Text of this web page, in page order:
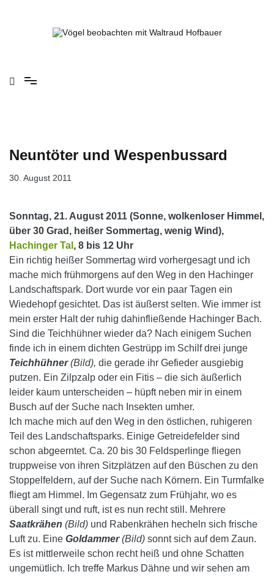
Neuntöter und Wespenbussard
30. August 2011
Sonntag, 21. August 2011 (Sonne, wolkenloser Himmel,
über 30 Grad, heißer Sommertag, wenig Wind),
Hachinger Tal , 8 bis 12 Uhr
Ein richtig heißer Sommertag wird vorhergesagt und ich
mache mich frühmorgens auf den Weg in den Hachinger
Landschaftspark. Dort wurde vor ein paar Tagen ein
Wiedehopf gesichtet. Das ist äußerst selten. Wie immer ist
mein erster Halt der ruhig dahinfließende Hachinger Bach.
Sind die Teichhühner wieder da? Nach einigem Suchen
finde ich in einem dichten Gestrüpp im Schilf drei junge
Teichhühner(Bild), die gerade ihr Gefieder ausgiebig
putzen. Ein Zilpzalp oder ein Fitis – die sich äußerlich
leider kaum unterscheiden – hüpft neben mir in einem
Busch auf der Suche nach Insekten umher.
Ich mache mich auf den Weg in den östlichen, ruhigeren
Teil des Landschaftsparks. Einige Getreidefelder sind
schon abgeerntet. Ca. 20 bis 30 Feldsperlinge fliegen
truppweise von ihren Sitzplätzen auf den Büschen zu den
Stoppelfeldern, auf der Suche nach Körnern. Ein Turmfalke
fliegt am Himmel. Im Gegensatz zum Frühjahr, wo es
überall singt und ruft, ist es nun recht still. Mehrere
Saatkrähen (Bild) und Rabenkrähen hecheln sich frische
Luft zu. Eine Goldammer(Bild) sonnt sich auf dem Zaun.
Es ist mittlerweile schon recht heiß und ohne Schatten
ungemütlich. Ich treffe Markus Dähne und wir sehen am